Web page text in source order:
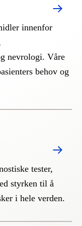
innenfor
nevrologi. Våre
behov og
tester,
styrken til å
i hele verden.